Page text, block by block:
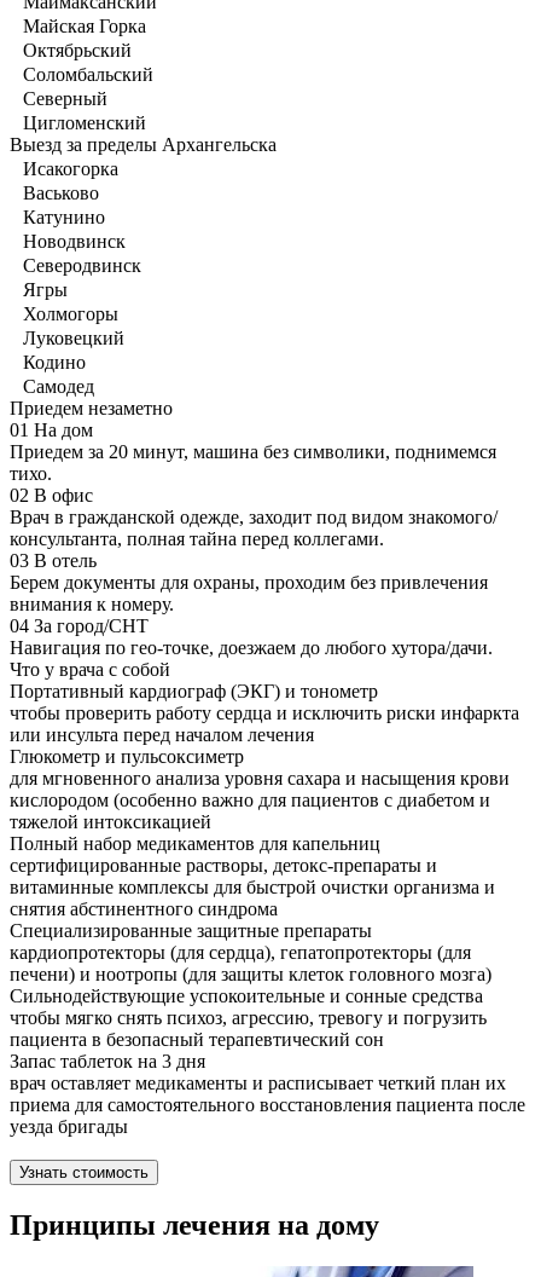
Майская Горка
Октябрьский
Соломбальский
Северный
Цигломенский
Выезд за пределы Архангельска
Исакогорка
Васьково
Катунино
Новодвинск
Северодвинск
Ягры
Холмогоры
Луковецкий
Кодино
Самодед
Приедем незаметно
01 На дом
Приедем за 20 минут, машина без символики, поднимемся
тихо.
02 В офис
Врач в гражданской одежде, заходит под видом знакомого/
консультанта, полная тайна перед коллегами.
03 В отель
Берем документы для охраны, проходим без привлечения
внимания к номеру.
04 За город/СНТ
Навигация по гео-точке, доезжаем до любого хутора/дачи.
Что у врача с собой
Портативный кардиограф (ЭКГ) и тонометр
чтобы проверить работу сердца и исключить риски инфаркта
или инсульта перед началом лечения
Глюкометр и пульсоксиметр
для мгновенного анализа уровня сахара и насыщения крови
кислородом (особенно важно для пациентов с диабетом и
тяжелой интоксикацией
Полный набор медикаментов для капельниц
сертифицированные растворы, детокс-препараты и
витаминные комплексы для быстрой очистки организма и
снятия абстинентного синдрома
Специализированные защитные препараты
кардиопротекторы (для сердца), гепатопротекторы (для
печени) и ноотропы (для защиты клеток головного мозга)
Сильнодействующие успокоительные и сонные средства
чтобы мягко снять психоз, агрессию, тревогу и погрузить
пациента в безопасный терапевтический сон
Запас таблеток на 3 дня
врач оставляет медикаменты и расписывает четкий план их
приема для самостоятельного восстановления пациента после
уезда бригады
Узнать стоимость
Принципы лечения на дому